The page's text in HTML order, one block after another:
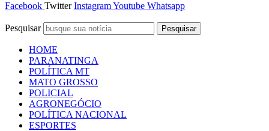
Facebook Twitter InstagramYoutube Whatsapp
Pesquisar Pesquisar
HOME
PARANATINGA
POLÍTICA MT
MATO GROSSO
POLICIAL
AGRONEGÓCIO
POLÍTICA NACIONAL
ESPORTES